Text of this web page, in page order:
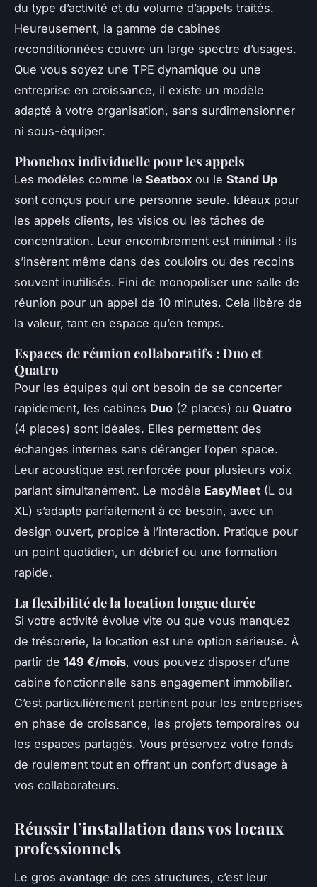
du type d’activité et du volume d’appels traités.
Heureusement, la gamme de cabines
reconditionnées couvre un large spectre d’usages.
Que vous soyez une TPE dynamique ou une
entreprise en croissance, il existe un modèle
adapté à votre organisation, sans surdimensionner
ni sous-équiper.
Phonebox individuelle pour les appels
Les modèles comme le Seatbox ou le Stand Up
sont conçus pour une personne seule. Idéaux pour
les appels clients, les visios ou les tâches de
concentration. Leur encombrement est minimal : ils
s’insèrent même dans des couloirs ou des recoins
souvent inutilisés. Fini de monopoliser une salle de
réunion pour un appel de 10 minutes. Cela libère de
la valeur, tant en espace qu’en temps.
Espaces de réunion collaboratifs : Duo et
Quatro
Pour les équipes qui ont besoin de se concerter
rapidement, les cabines Duo (2 places) ou Quatro
(4 places) sont idéales. Elles permettent des
échanges internes sans déranger l’open space.
Leur acoustique est renforcée pour plusieurs voix
parlant simultanément. Le modèle EasyMeet (L ou
XL) s’adapte parfaitement à ce besoin, avec un
design ouvert, propice à l’interaction. Pratique pour
un point quotidien, un débrief ou une formation
rapide.
La flexibilité de la location longue durée
Si votre activité évolue vite ou que vous manquez
de trésorerie, la location est une option sérieuse. À
partir de 149 €/mois, vous pouvez disposer d’une
cabine fonctionnelle sans engagement immobilier.
C’est particulièrement pertinent pour les entreprises
en phase de croissance, les projets temporaires ou
les espaces partagés. Vous préservez votre fonds
de roulement tout en offrant un confort d’usage à
vos collaborateurs.
Réussir l’installation dans vos locaux
professionnels
Le gros avantage de ces structures, c’est leur